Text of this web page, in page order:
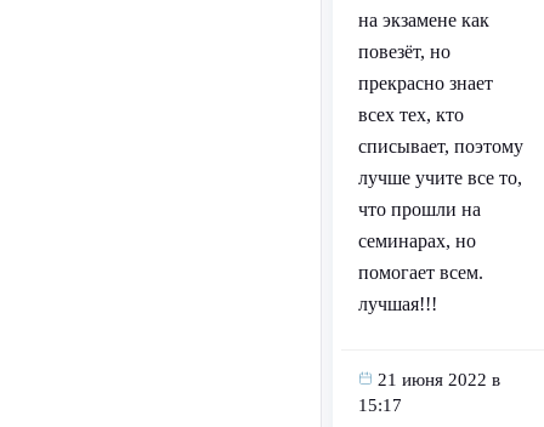
на экзамене как
повезёт, но
прекрасно знает
всех тех, кто
списывает, поэтому
лучше учите все то,
что прошли на
семинарах, но
помогает всем.
лучшая!!!
21 июня 2022 в
15:17